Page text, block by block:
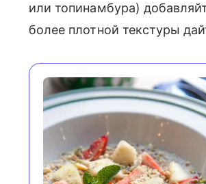
или топинамбура)
более плотной текстуры